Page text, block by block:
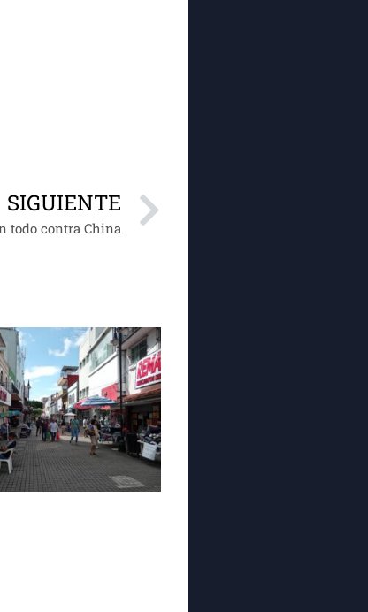
SIGUIENTE
todo contra China